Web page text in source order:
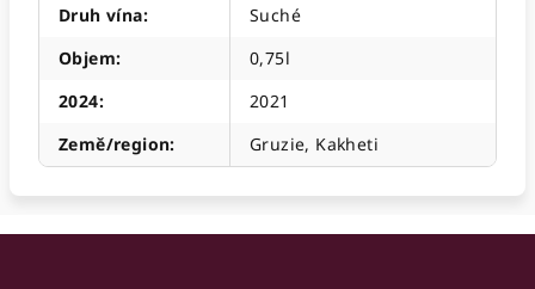
Druh vína:
Suché
Objem:
0,75l
2024:
2021
Země/region: Gruzie, Kakheti